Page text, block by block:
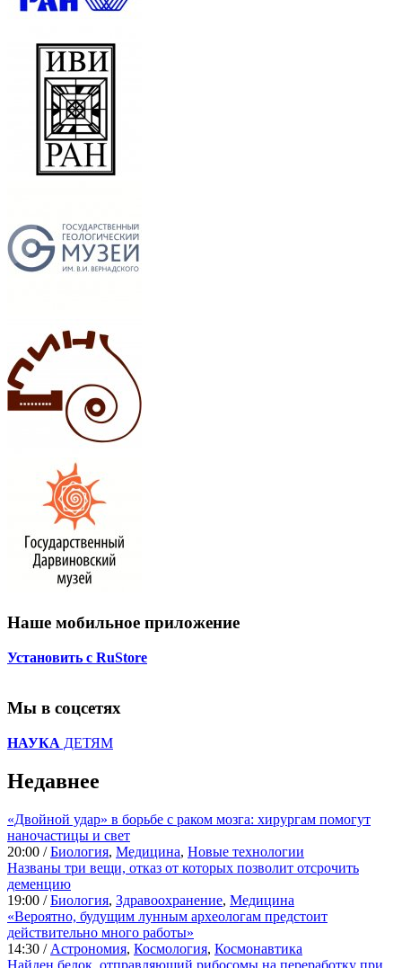
Наше мобильное приложение
Установить с RuStore
Мы в соцсетях
НАУКА ДЕТЯМ
Недавнее
«Двойной удар» в борьбе с раком мозга: хирургам помогут
наночастицы и свет
20:00 /Биология, Медицина, Новые технологии
Названы три вещи, отказ от которых позволит отсрочить
деменцию
19:00 /Биология, Здравоохранение, Медицина
«Вероятно, будущим лунным археологам предстоит
действительно много работы»
14:30 / Астрономия, Космология, Космонавтика
Найден белок, отправляющий рибосомы на переработку при